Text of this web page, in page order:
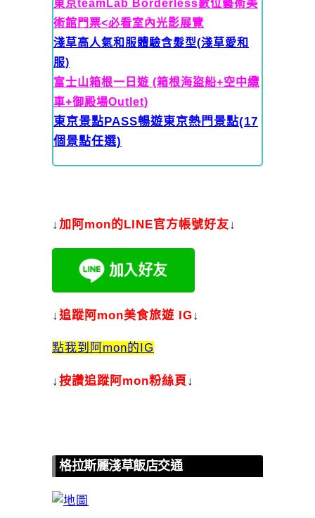
東京teamLab Borderless數位藝術美
術館門票<必看室內光影展覽
淺草高人氣和服體驗含髮型(淺草愛和
服)
富士山箱根一日遊 (箱根海盜船+空中纜
車+御殿場Outlet)
東京景點PASS暢遊東京熱門景點(17
個景點任選)
↓加 阿mon的LINE官方帳號好友↓
↓追蹤阿mon美食旅遊 IG↓
點我到阿mon的IG
↓按讚追蹤阿mon粉絲頁 ↓
格拉斯麗淺草飯店交通